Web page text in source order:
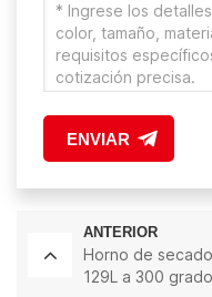
ENVIAR
ANTERIOR
Horno de
129L a 300